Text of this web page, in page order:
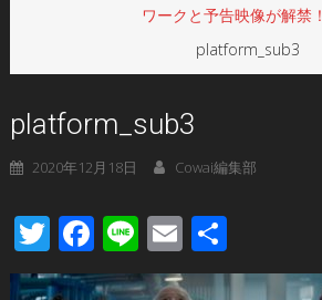
ワークと予告映像が解禁！
platform_sub3
platform_sub3
2020年12月18日 Cowai編集部
Twitter
Facebook
LineEmail
有